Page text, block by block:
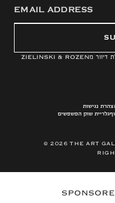
דיוור מZIELINSKI & ROZEN
נגישות
גלריית שוק הפשפשים
© 2026 THE ART